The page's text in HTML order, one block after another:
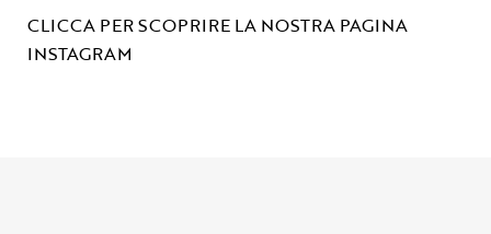
CLICCA PER SCOPRIRE LA NOSTRA PAGINA
INSTAGRAM